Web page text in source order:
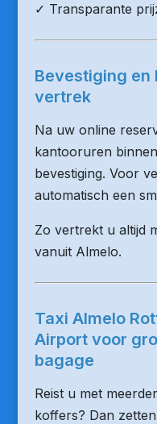
✓ Transparante
Bevestiging en
vertrek
Na uw online
kantooruren
bevestiging. Voor
automatisch een
Zo vertrekt u altijd
vanuit Almelo.
Taxi Almelo
Airport voor
bagage
Reist u met
koffers? Dan